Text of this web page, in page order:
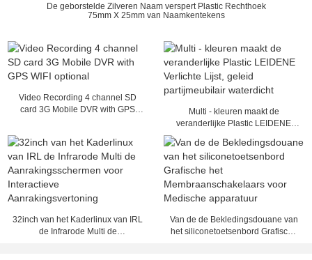
De geborstelde Zilveren Naam verspert Plastic Rechthoek
75mm X 25mm van Naamkentekens
Video Recording 4 channel SD
card 3G Mobile DVR with GPS
Multi - kleuren maakt de
veranderlijke Plastic LEIDENE
partijmeubilair waterdicht
32inch van het Kaderlinux van IRL
de Infrarode Multi de
Van de de Bekledingsdouane van
het siliconetoetsenbord Grafische